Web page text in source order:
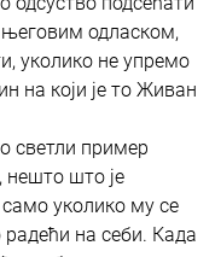
његовим одласком,
уколико не упремо
на који је то Живан
светли пример
нешто што је
уколико му се
на себи. Када